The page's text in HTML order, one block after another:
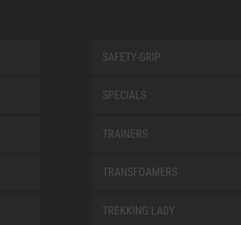
SAFETY-GRIP
SPECIALS
TRAINERS
TRANSFOAMERS
TREKKING LADY